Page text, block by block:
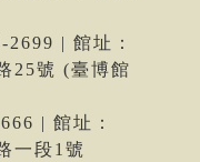
| 館址：
25號 (臺博館
| 館址：
一段1號